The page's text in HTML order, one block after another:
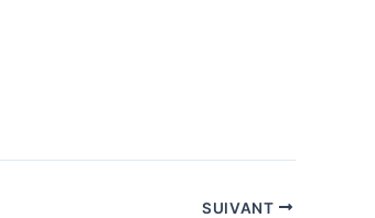
SUIVANT